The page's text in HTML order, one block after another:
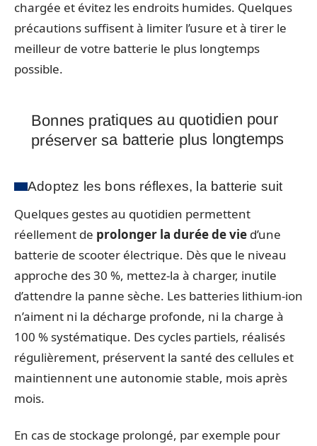
chargée et évitez les endroits humides. Quelques
précautions suffisent à limiter l’usure et à tirer le
meilleur de votre batterie le plus longtemps
possible.
Bonnes pratiques au quotidien pour
préserver sa batterie plus longtemps
Adoptez les bons réflexes, la batterie suit
Quelques gestes au quotidien permettent
réellement de prolonger la durée de vie d’une
batterie de scooter électrique. Dès que le niveau
approche des 30 %, mettez-la à charger, inutile
d’attendre la panne sèche. Les batteries lithium-ion
n’aiment ni la décharge profonde, ni la charge à
100 % systématique. Des cycles partiels, réalisés
régulièrement, préservent la santé des cellules et
maintiennent une autonomie stable, mois après
mois.
En cas de stockage prolongé, par exemple pour